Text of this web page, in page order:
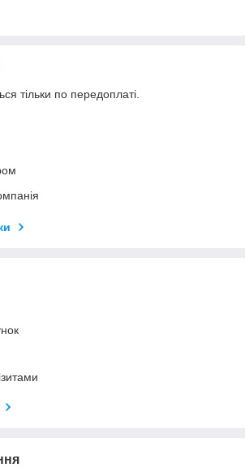
тільки по передоплаті.